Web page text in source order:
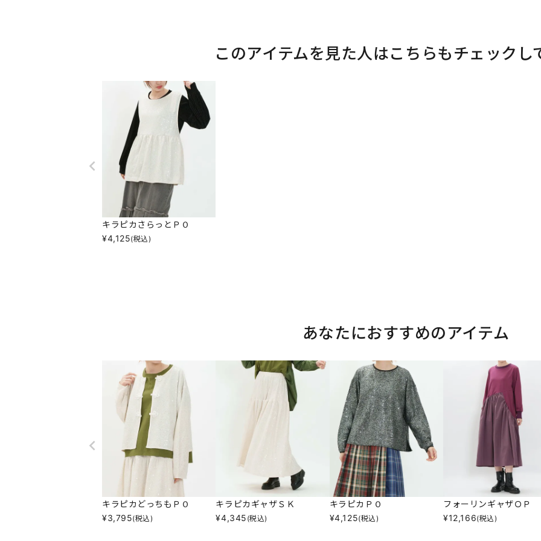
このアイテムを見た人はこちらもチェックし
キラピカさらっとＰＯ
¥4,125(税込)
あなたにおすすめのアイテム
キラピカどっちもＰＯ
¥3,795(税込)
キラピカギャザＳＫ
¥4,345 (税込)
キラピカＰＯ
¥4,125(税込)
フォーリンギャザＯＰ
¥12,166(税込)